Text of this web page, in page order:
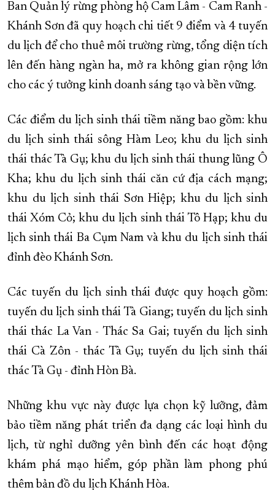
Ban Quản lý rừng phòng hộ Cam Lâm - Cam Ranh -
Khánh Sơn đã quy hoạch chi tiết 9 điểm và 4 tuyến
du lịch để cho thuê môi trường rừng, tổng diện tích
lên đến hàng ngàn ha, mở ra không gian rộng lớn
cho các ý tưởng kinh doanh sáng tạo và bền vững.
Các điểm du lịch sinh thái tiềm năng bao gồm: khu
du lịch sinh thái sông Hàm Leo; khu du lịch sinh
thái thác Tà Gụ; khu du lịch sinh thái thung lũng Ô
Kha; khu du lịch sinh thái căn cứ địa cách mạng;
khu du lịch sinh thái Sơn Hiệp; khu du lịch sinh
thái Xóm Cỏ; khu du lịch sinh thái Tô Hạp; khu du
lịch sinh thái Ba Cụm Nam và khu du lịch sinh thái
đỉnh đèo Khánh Sơn.
Các tuyến du lịch sinh thái được quy hoạch gồm:
tuyến du lịch sinh thái Tà Giang; tuyến du lịch sinh
thái thác La Van - Thác Sa Gai; tuyến du lịch sinh
thái Cà Zôn - thác Tà Gụ; tuyến du lịch sinh thái
thác Tà Gụ - đỉnh Hòn Bà.
Những khu vực này được lựa chọn kỹ lưỡng, đảm
bảo tiềm năng phát triển đa dạng các loại hình du
lịch, từ nghỉ dưỡng yên bình đến các hoạt động
khám phá mạo hiểm, góp phần làm phong phú
thêm bản đồ du lịch Khánh Hòa.